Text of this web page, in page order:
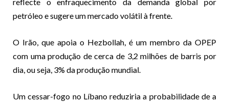
petróleo e sugere um mercado volátil à frente.
O Irão, que apoia o Hezbollah, é um membro da OPEP
com uma produção de cerca de 3,2 milhões de barris por
dia, ou seja, 3% da produção mundial.
Um cessar-fogo no Líbano reduziria a probabilidade de a